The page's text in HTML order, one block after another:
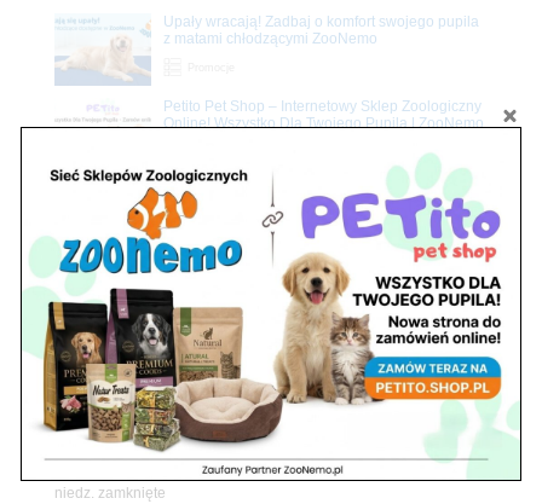
Upały wracają! Zadbaj o komfort swojego pupila
z matami chłodzącymi ZooNemo
Petito Pet Shop – Internetowy Sklep Zoologiczny
Online! Wszystko Dla Twojego Pupila | ZooNemo
Znajdź nas
Adres
05-120 Legionowo
ul. Piłsudskiego 31,
pawilon 134
tel./fax. 22 784 71 96
Godziny pracy
pon. – piąt. 10.00 – 19.00
niedz. zamknięte